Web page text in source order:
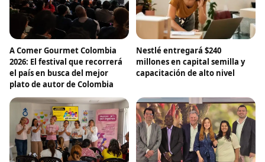
A Comer Gourmet Colombia
2026: El festival que recorrerá
el país en busca del mejor
plato de autor de Colombia
Nestlé entregará $240
millones en capital semilla y
capacitación de alto nivel